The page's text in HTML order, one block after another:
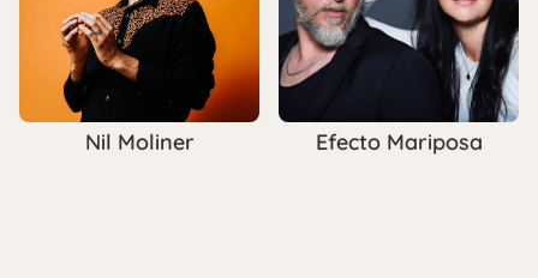
Nil Moliner Efecto Mariposa